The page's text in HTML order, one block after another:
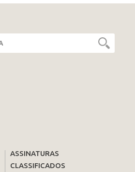
ASSINATURAS
CLASSIFICADOS